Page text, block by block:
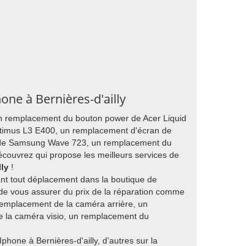
à Bernières-d'ailly
du bouton power de Acer Liquid
L3 E400, un remplacement d'écran de
Samsung Wave 723, un remplacement du
qui propose les meilleurs services de
!
tout déplacement dans la boutique de
vous assurer du prix de la réparation comme
de la caméra arrière, un
la caméra visio, un remplacement du
à Bernières-d'ailly, d'autres sur la